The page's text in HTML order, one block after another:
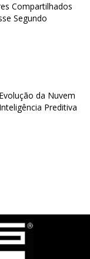
Compartilhados
Segundo
da Nuvem
Preditiva